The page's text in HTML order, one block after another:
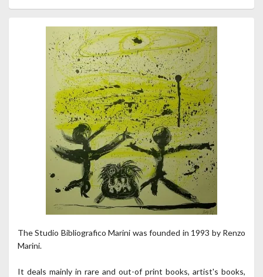
The Studio Bibliografico Marini was founded in 1993 by Renzo
Marini.
It deals mainly in rare and out-of print books, artist's books,